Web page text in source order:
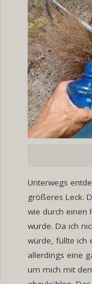
Unterwegs
größeres Leck.
wie durch einen
wurde. Da ich
würde, füllte ich
allerdings eine
um mich mit